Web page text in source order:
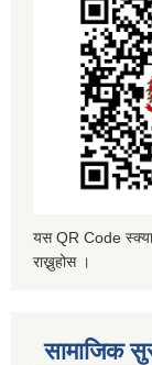
यस QR Code
राख्नुहोस ।
सामाजिक